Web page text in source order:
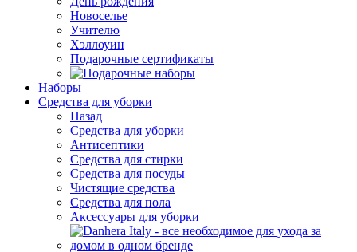
Новоселье
Учителю
Хэллоуин
Подарочные сертификаты
Наборы
Средства для уборки
Назад
Средства для уборки
Антисептики
Средства для стирки
Средства для посуды
Чистящие средства
Средства для пола
Аксессуары для уборки